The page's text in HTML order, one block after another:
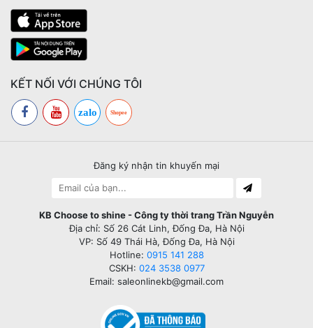
KẾT NỐI VỚI CHÚNG TÔI
zalo Shopee
Đăng ký nhận tin khuyến mại
KB Choose to shine - Công ty thời trang Trần Nguyễn
Địa chỉ: Số 26 Cát Linh, Đống Đa, Hà Nội
VP: Số 49 Thái Hà, Đống Đa, Hà Nội
Hotline: 0915 141 288
CSKH: 024 3538 0977
Email: saleonlinekb@gmail.com